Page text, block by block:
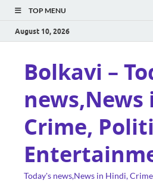
TOP MENU
August 10, 2026
Bolkavi –
Crime,
Today's news,News in Hindi,